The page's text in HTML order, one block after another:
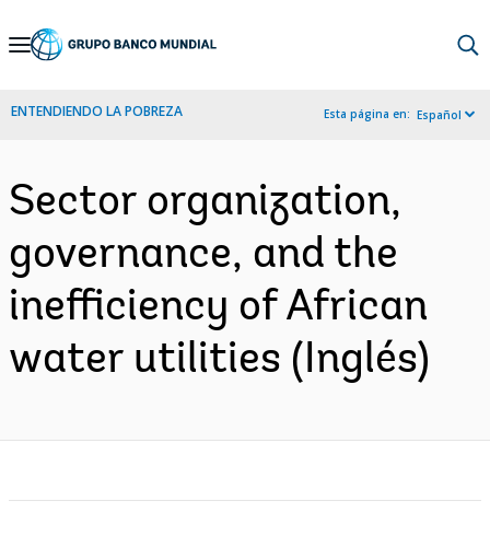
Skip
Navigation
ENTENDIENDO LA POBREZA Esta página en: Español
Sector organization,
governance, and the
inefficiency of African
water utilities (Inglés)